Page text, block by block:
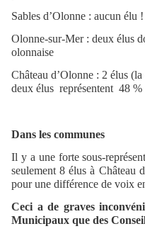
Sables d’Olonne : aucun élu !
Olonne-sur-Mer : deux élus
olonnaise
Château d’Olonne : 2 élus
deux élus représentent 48 %
Dans les communes
Il y a une forte sous-
seulement 8 élus à Château
pour une différence de voix
Ceci a de graves
Municipaux que des